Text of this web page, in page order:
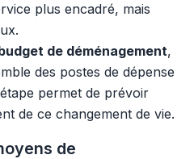
plus encadré, mais
de déménagement,
des postes de dépense
permet de prévoir
de ce changement de vie.
de